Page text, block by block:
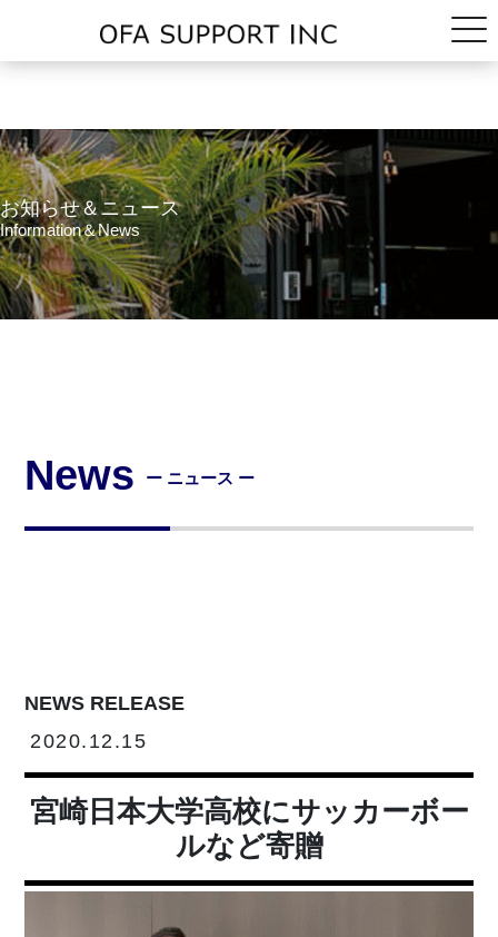
お知らせ＆ニュース
Information＆News
News ー ニュース ー
NEWS RELEASE
2020.12.15
宮崎日本大学高校にサッカーボー
ルなど寄贈